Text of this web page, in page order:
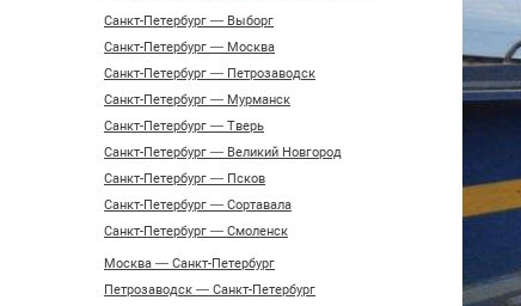
Санкт-Петербург — Выборг
Санкт-Петербург — Москва
Санкт-Петербург — Петрозаводск
Санкт-Петербург — Мурманск
Санкт-Петербург — Тверь
Санкт-Петербург — Великий Новгород
Санкт-Петербург — Псков
Санкт-Петербург — Сортавала
Санкт-Петербург — Смоленск
Москва — Санкт-Петербург
Петрозаводск — Санкт-Петербург